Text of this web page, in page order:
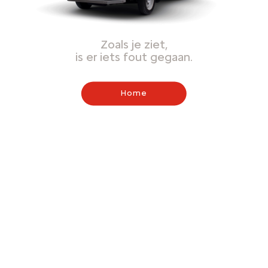
Zoals je ziet,
is er iets fout gegaan.
Home